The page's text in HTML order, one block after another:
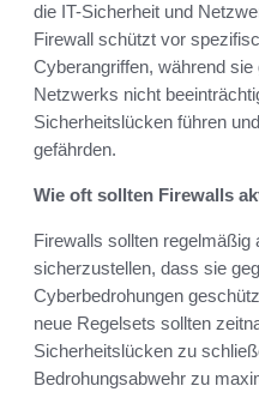
die IT-Sicherheit und
Firewall schützt vor
Cyberangriffen, während
Netzwerks nicht
Sicherheitslücken führen
gefährden.
Wie oft sollten Firewalls
Firewalls sollten regelmäßig
sicherzustellen, dass sie
Cyberbedrohungen
neue Regelsets sollten
Sicherheitslücken zu
Bedrohungsabwehr zu